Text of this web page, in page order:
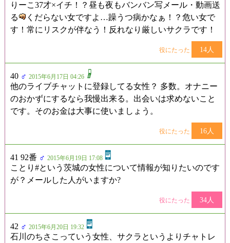
りーこ37才×イチ！？昼も夜もバンバン写メール・動画送
る
くだらない女ですよ…躁うつ病かなぁ！？危い女で
す！常にリスクが伴なう！反れなり厳しいサクラです！
役にたった 14人
40 ♂ 2015年6月17日 04:26
他のライブチャットに登録してる女性？ 多数。オナニー
のおかずにするなら我慢出来る。出会いは求めないこと
です。そのお金は大事に使いましょう。
役にたった 16人
41 92番 ♂ 2015年6月19日 17:08
ことり#という茨城の女性について情報が知りたいのです
が？メールした人がいますか?
役にたった 34人
42 ♂ 2015年6月20日 19:32
石川のちさこっていう女性、サクラというよりチャトレ